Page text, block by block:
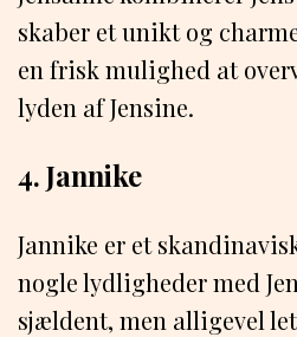
skaber et unikt og
en frisk mulighed at
lyden af Jensine.
4. Jannike
Jannike er et
nogle lydligheder med
sjældent, men alligevel